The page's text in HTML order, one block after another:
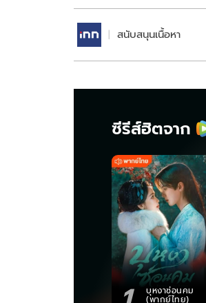
สนับสนุนเนื้อหา
ซีรีส์ฮิตจาก
บุหงาซ่อนคม
(พากย์ไทย)